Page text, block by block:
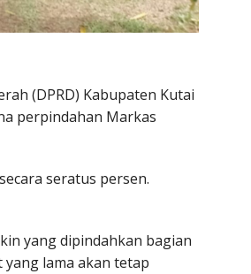
(DPRD) Kabupaten Kutai
perpindahan Markas
seratus persen.
yang dipindahkan bagian
lama akan tetap